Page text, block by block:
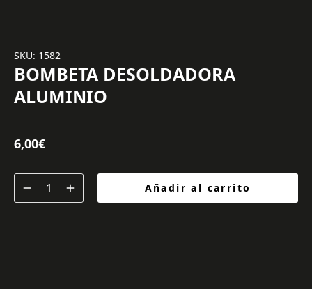
SKU: 1582
BOMBETA DESOLDADORA
ALUMINIO
6,00€
Añadir al carrito